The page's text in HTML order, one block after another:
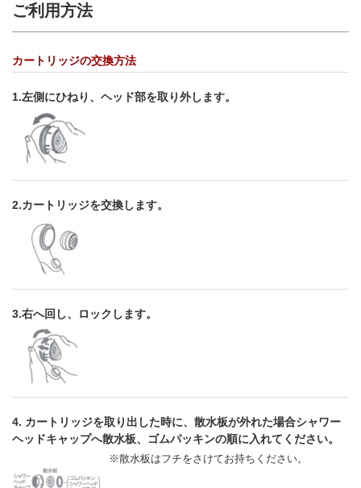
ご利用方法
カートリッジの交換方法
1.左側にひねり、ヘッド部を取り外します。
2.カートリッジを交換します。
3.右へ回し、ロックします。
4. カートリッジを取り出した時に、散水板が外れた場合シャワー
ヘッドキャップへ散水板、ゴムパッキンの順に入れてください。
※散水板はフチをさけてお持ちください。